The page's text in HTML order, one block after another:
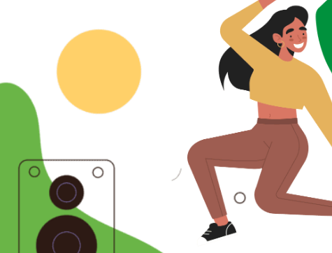
Сведения об образовательной
@ 2026 Областное государственное бюджетное